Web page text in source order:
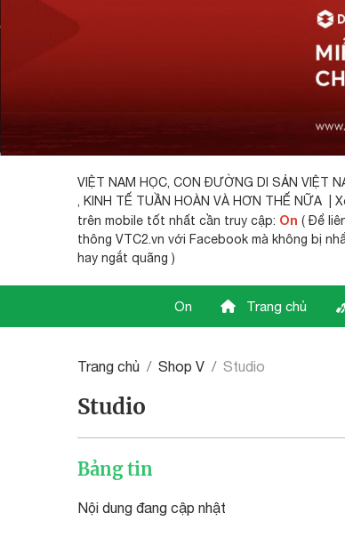
VIỆT NAM HỌC, CON ĐƯỜNG DI SẢN VIỆT
, KINH TẾ TUẦN HOÀN VÀ HƠN THẾ NỮA |
trên mobile tốt nhất cần truy cập: On ( Để
thông VTC2.vn với Facebook mà không bị
hay ngắt quãng )
On Trang chủ
Trang chủ Shop V Studio
Studio
Bảng tin
Nội dung đang cập nhật